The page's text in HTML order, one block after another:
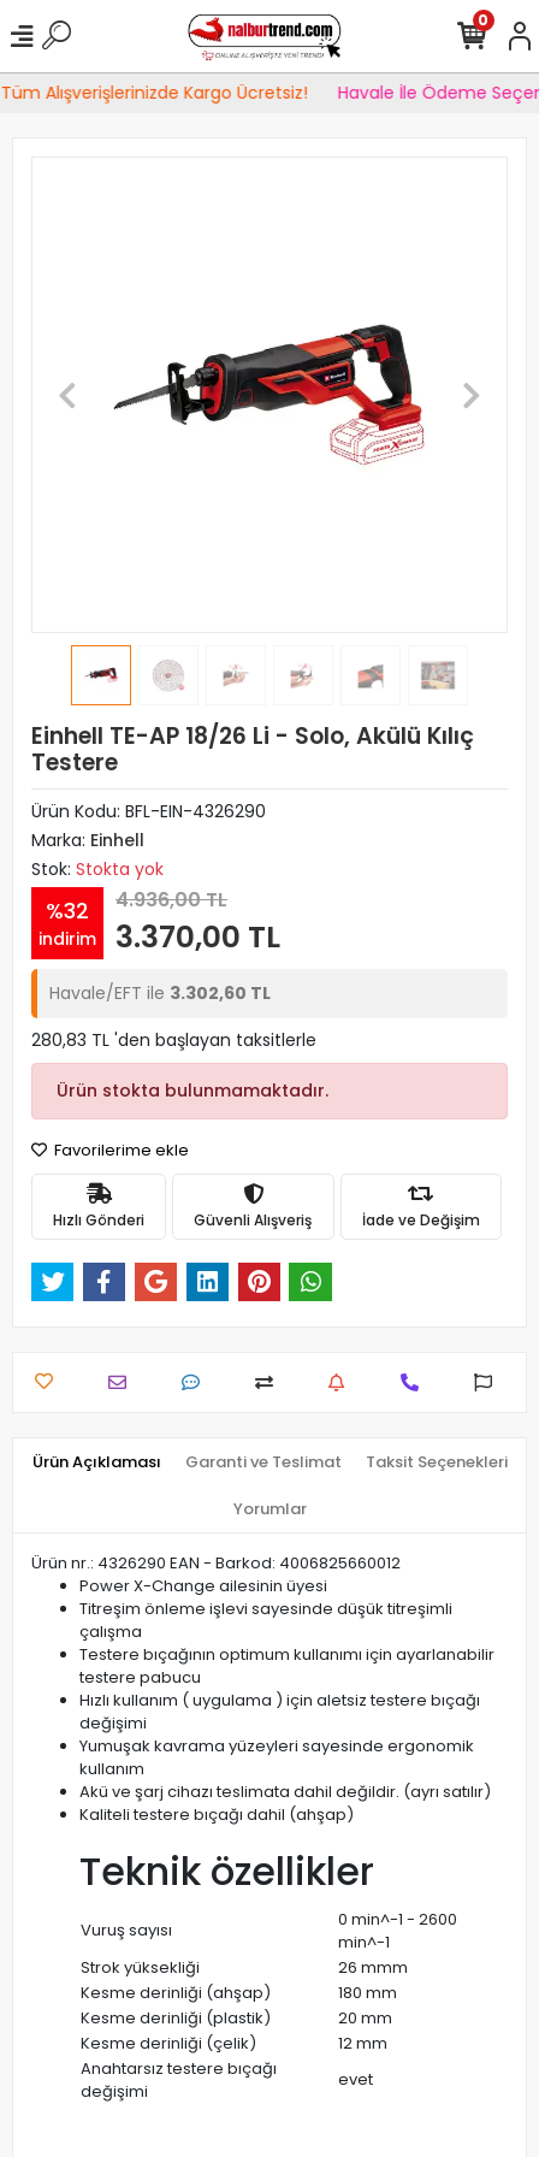
Alışverişlerinizde Kargo Ücretsiz! Havale İle Ödeme
0
Einhell TE-AP 18/26 Li - Solo, Akülü Kılıç
Testere
Ürün Kodu: BFL-EIN-4326290
Marka: Einhell
Stok: Stokta yok
%32
indirim
4.936,00 TL
3.370,00 TL
Havale/EFT ile 3.302,60 TL
280,83 TL 'den başlayan taksitlerle
Ürün stokta bulunmamaktadır.
Favorilerime ekle
Hızlı Gönderi Güvenli Alışveriş İade ve Değişim
Ürün Açıklaması Garanti ve Teslimat Taksit Seçenekleri
Yorumlar
Ürün nr.: 4326290 EAN - Barkod: 4006825660012
Power X-Change ailesinin üyesi
Titreşim önleme işlevi sayesinde düşük titreşimli
çalışma
Testere bıçağının optimum kullanımı için ayarlanabilir
testere pabucu
Hızlı kullanım ( uygulama ) için aletsiz testere bıçağı
değişimi
Yumuşak kavrama yüzeyleri sayesinde ergonomik
kullanım
Akü ve şarj cihazı teslimata dahil değildir. (ayrı satılır)
Kaliteli testere bıçağı dahil (ahşap)
Teknik özellikler
Vuruş sayısı
0 min^-1 - 2600
min^-1
Strok yüksekliği
26 mmm
Kesme derinliği (ahşap)
180 mm
Kesme derinliği (plastik)
20 mm
Kesme derinliği (çelik)
12 mm
Anahtarsız testere bıçağı
değişimi
evet